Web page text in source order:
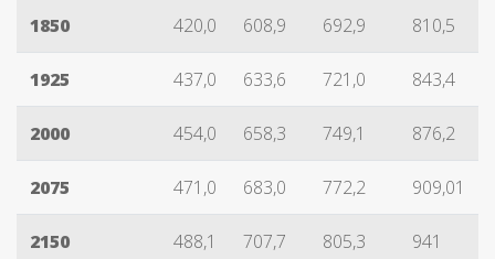
1850 420,0 608,9 692,9 810,5
1925 437,0 633,6 721,0 843,4
2000 454,0 658,3 749,1 876,2
2075 471,0 683,0 772,2 909,01
2150 488,1 707,7 805,3 941